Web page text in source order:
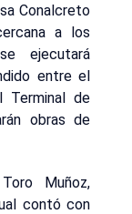
Conalcreto
a los
ejecutará
entre el
de
obras de
Muñoz,
contó con